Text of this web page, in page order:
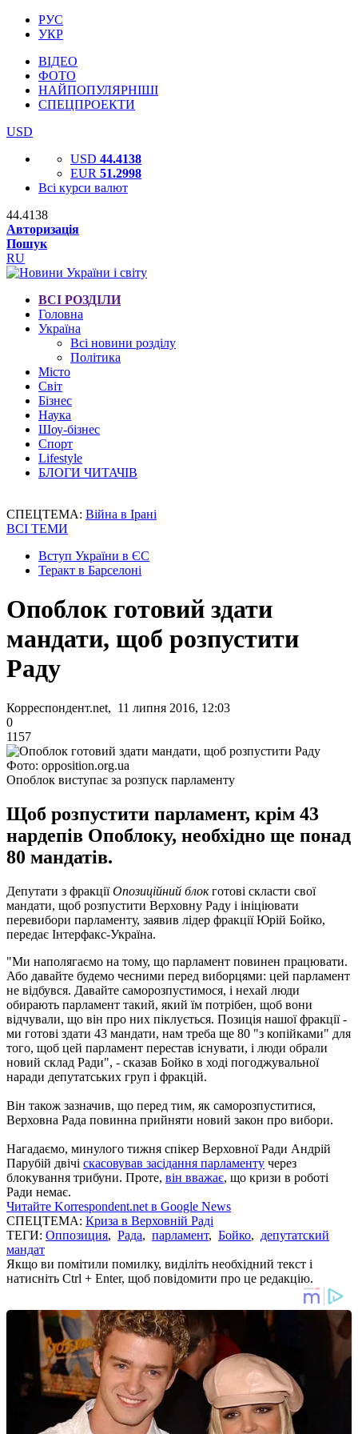
РУС
УКР
ВІДЕО
ФОТО
НАЙПОПУЛЯРНІШІ
СПЕЦПРОЕКТИ
USD
USD 44.4138
EUR 51.2998
Всі курси валют
44.4138
Авторизація
Пошук
RU
ВСІ РОЗДІЛИ
Головна
Україна
Всі новини розділу
Політика
Місто
Світ
Бізнес
Наука
Шоу-бізнес
Спорт
Lifestyle
БЛОГИ ЧИТАЧІВ
СПЕЦТЕМА: Війна в Ірані
ВСІ ТЕМИ
Вступ України в ЄС
Теракт в Барселоні
Опоблок готовий здати
мандати, щоб розпустити
Раду
Корреспондент.net, 11 липня 2016, 12:03
0
1157
Фото: opposition.org.ua
Опоблок виступає за розпуск парламенту
Щоб розпустити парламент, крім 43
нардепів Опоблоку, необхідно ще понад
80 мандатів.
Депутати з фракціїОпозиційний блокготові скласти свої
мандати, щоб розпустити Верховну Раду і ініціювати
перевибори парламенту, заявив лідер фракції Юрій Бойко,
передає Інтерфакс-Україна.
"Ми наполягаємо на тому, що парламент повинен працювати.
Або давайте будемо чесними перед виборцями: цей парламент
не відбувся. Давайте саморозпустимося, і нехай люди
обирають парламент такий, який їм потрібен, щоб вони
відчували, що він про них піклується. Позиція нашої фракції -
ми готові здати 43 мандати, нам треба ще 80 "з копійками" для
того, щоб цей парламент перестав існувати, і люди обрали
новий склад Ради", - сказав Бойко в ході погоджувальної
наради депутатських груп і фракцій.
Він також зазначив, що перед тим, як саморозпуститися,
Верховна Рада повинна прийняти новий закон про вибори.
Нагадаємо, минулого тижня спікер Верховної Ради Андрій
Парубій двічі скасовував засідання парламенту через
блокування трибуни. Проте, він вважає, що кризи в роботі
Ради немає.
Читайте Korrespondent.net в Google News
СПЕЦТЕМА: Криза в Верховній Раді
ТЕГИ: Оппозиция, Рада, парламент, Бойко, депутатский
мандат
Якщо ви помітили помилку, виділіть необхідний текст і
натисніть Ctrl + Enter, щоб повідомити про це редакцію.